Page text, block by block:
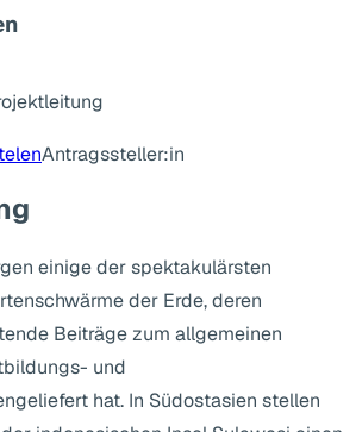
Antragssteller:in
einige der spektakulärsten
der Erde, deren
Beiträge zum allgemeinen
und
hat. In Südostasien stellen